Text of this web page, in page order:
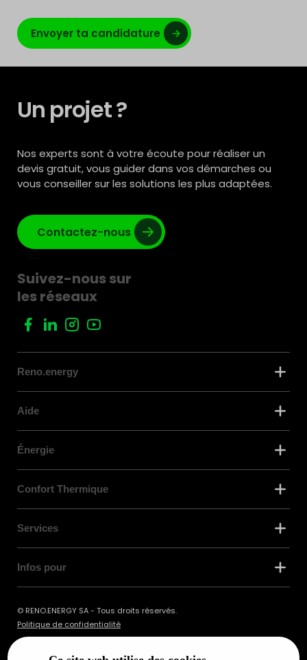
Envoyer ta candidature
Un projet ?
Nos experts sont à votre écoute pour réaliser un
devis gratuit, vous guider dans vos démarches ou
vous conseiller sur les solutions les plus adaptées.
Contactez-nous
Suivez-nous sur
les réseaux
Reno.energy
Aide
Énergie
Confort Thermique
Services
Infos pour
© RENO.ENERGY SA - Tous droits réservés.
Politique de confidentialité